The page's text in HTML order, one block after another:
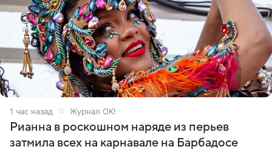
1 час назад Журнал OK!
Рианна в роскошном наряде из перьев
затмила всех на карнавале на Барбадосе